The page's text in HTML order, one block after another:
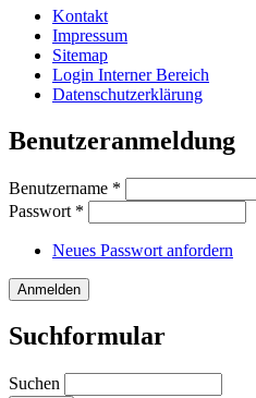
Kontakt
Impressum
Sitemap
Login Interner Bereich
Datenschutzerklärung
Benutzeranmeldung
Benutzername *
Passwort *
Neues Passwort anfordern
Suchformular
Suchen